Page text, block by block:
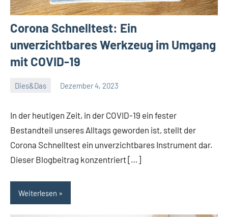
Corona Schnelltest: Ein
unverzichtbares Werkzeug im Umgang
mit COVID-19
Dies&Das Dezember 4, 2023
In der heutigen Zeit, in der COVID-19 ein fester
Bestandteil unseres Alltags geworden ist, stellt der
Corona Schnelltest ein unverzichtbares Instrument dar.
Dieser Blogbeitrag konzentriert […]
Weiterlesen